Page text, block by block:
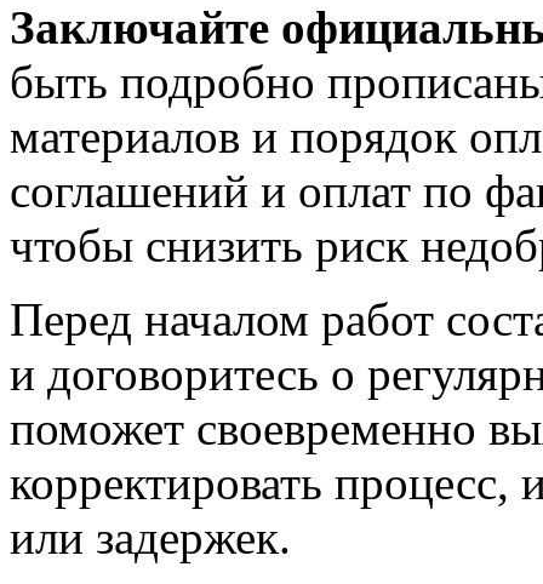
Заключайте
быть подробно
материалов и порядок
соглашений и оплат по
чтобы снизить риск
Перед началом работ
и договоритесь о
поможет своевременно
корректировать процесс,
или задержек.